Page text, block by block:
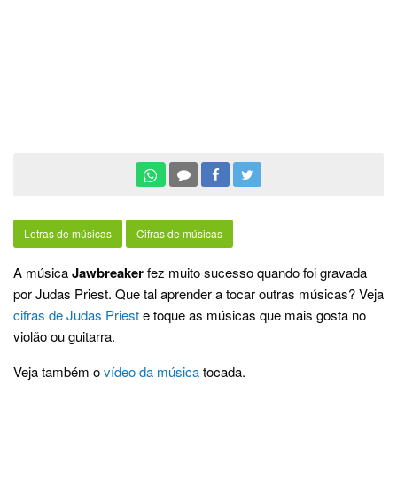
Letras de músicas Cifras de músicas
A músicaJawbreakerfez muito sucesso quando foi gravada
por Judas Priest. Que tal aprender a tocar outras músicas? Veja
cifras de Judas Prieste toque as músicas que mais gosta no
violão ou guitarra.
Veja também ovídeo da músicatocada.